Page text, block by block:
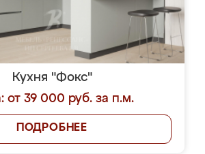
Кухня "Фокс"
от 39 000 руб. за п.м.
ПОДРОБНЕЕ